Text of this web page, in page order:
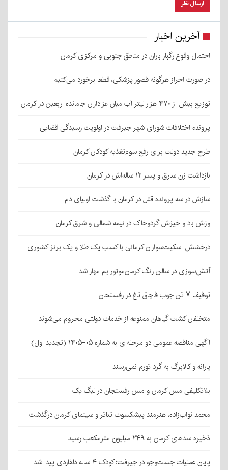
آخرین اخبار
احتمال وقوع رگبار باران در مناطق جنوبی و مرکزی کرمان
در صورت احراز هرگونه قصور پزشکی، قطعا برخورد می‌کنیم
توزیع بیش از ۴۷۰ هزار لیتر آب میان عزاداران جامانده اربعین در کرمان
پرونده اختلافات شورای شهر جیرفت در اولویت رسیدگی قضایی
طرح جدید دولت برای رفع سوءتغذیه کودکان کرمان
بازداشت زن سارق و پسر ۱۲ ساله‌اش در کرمان
سازش در سه پرونده قتل در کرمان با گذشت اولیای دم
وزش باد و خیزش گردوخاک در نیمه شمالی و شرق کرمان
درخشش اسکیت‌سواران کرمانی با کسب یک طلا و یک برنز کشوری
آتش‌سوزی در سالن رنگ کرمان‌موتور بم مهار شد
توقیف ۷ تن چوب قاچاق تاغ در رفسنجان
متخلفان کشت گیاهان ممنوعه از خدمات دولتی محروم می‌شوند
آگهی مناقصه عمومی دو مرحله‌ای به شماره ۰۵-۱۴۰۵ (تجدید اول)
یارانه و کالابرگ به گرد تورم نمی‌رسند
بلاتکلیفی مس کرمان و مس رفسنجان در لیگ یک
محمد نواب‌زاده، هنرمند پیشکسوت تئاتر و سینمای کرمان درگذشت
ذخیره سدهای کرمان به ۲۴۹ میلیون مترمکعب رسید
پایان عملیات جست‌وجو در جیرفت؛ کودک ۴ ساله دلفاردی پیدا شد